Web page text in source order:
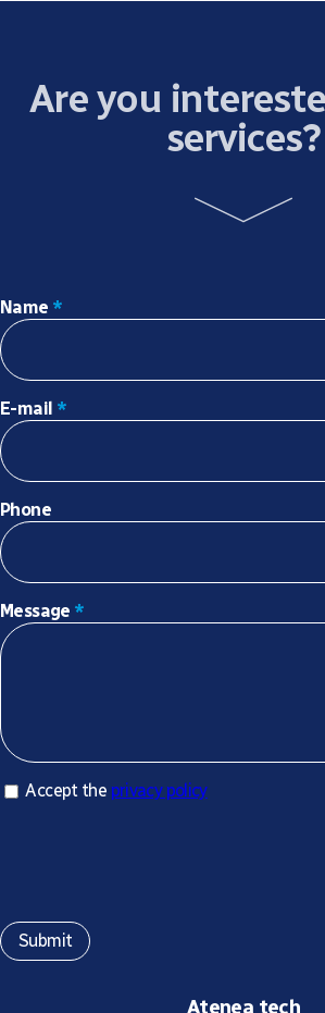
Are you
services?
Atenea tech
Name *
E-mail *
Phone
Message *
Accept privacy policy*
Accept the privacy policy